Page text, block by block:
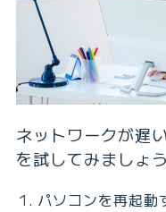
ネットワークが遅
を試してみましょう
パソコンを再起動